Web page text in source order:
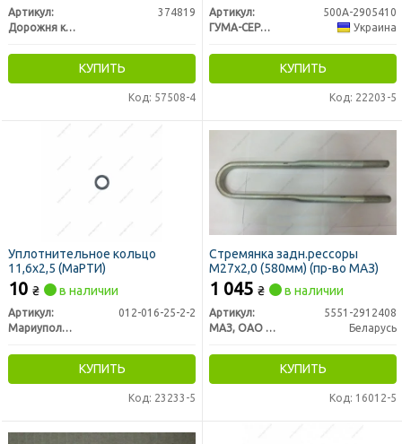
Артикул:
374819
Дорожня карта
КУПИТЬ
Код: 57508-4
Артикул:
500А-2905410
ГУМА-СЕРВІС УКРАЇНА
Украина
КУПИТЬ
Код: 22203-5
Уплотнительное кольцо
11,6х2,5 (МаРТИ)
10 ₴ в наличии
Артикул:
012-016-25-2-2
Мариуполь РТИ
КУПИТЬ
Код: 23233-5
Стремянка задн.рессоры
М27х2,0 (580мм) (пр-во МАЗ)
1 045 ₴ в наличии
Артикул:
5551-2912408
МАЗ, ОАО «Минский автомобильный завод»
Беларусь
КУПИТЬ
Код: 16012-5